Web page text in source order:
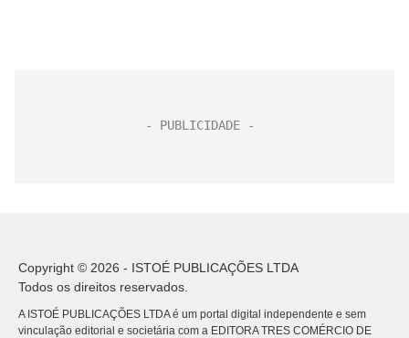
Copyright © 2026 - ISTOÉ PUBLICAÇÕES LTDA
Todos os direitos reservados.
A ISTOÉ PUBLICAÇÕES LTDA é um portal digital independente e sem
vinculação editorial e societária com a EDITORA TRES COMÉRCIO DE